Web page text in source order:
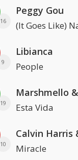
16
Peggy Gou
(It Goes Like)
9
Libianca
People
19
Marshmello
Esta Vida
10
Calvin Harris
Miracle